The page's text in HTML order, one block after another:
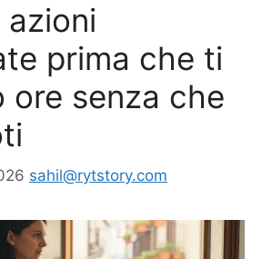
azioni
prima che ti
ore senza che
sahil@rytstory.com